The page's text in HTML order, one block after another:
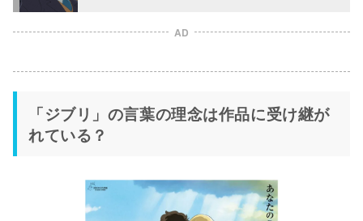
AD
「ジブリ」の言葉の理念は作品に受け継が
れている？